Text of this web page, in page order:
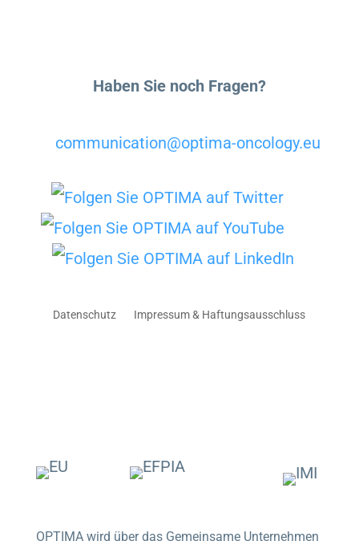
Haben Sie noch Fragen?
communication@optima-oncology.eu
Datenschutz Impressum & Haftungsausschluss
OPTIMA wird über das Gemeinsame Unternehmen